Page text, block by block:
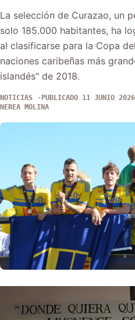
La selección de Curazao, un
solo 185.000 habitantes, ha
al clasificarse para la Copa
naciones caribeñas más
islandés" de 2018.
NOTICIAS PUBLICADO 11 JUNIO 2026
NEREA MOLINA